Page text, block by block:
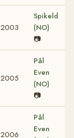
2003
Spikeld
(NO)
📷
2005
Pål
Even
(NO)
📷
2006
Pål
Even